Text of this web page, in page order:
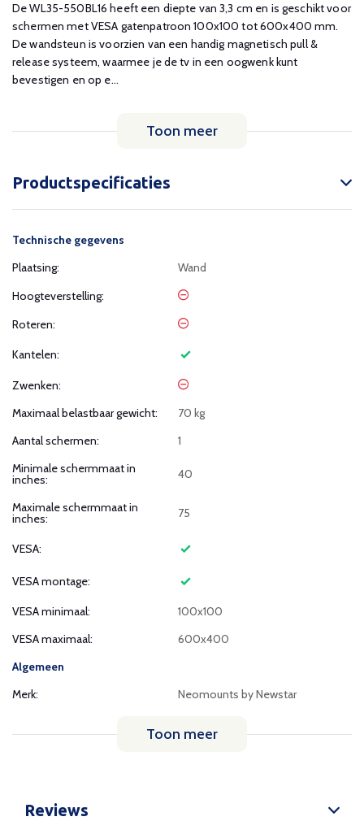
De WL35-550BL16 heeft een diepte van 3,3 cm en is geschikt voor
schermen met VESA gatenpatroon 100x100 tot 600x400 mm.
De wandsteun is voorzien van een handig magnetisch pull &
release systeem, waarmee je de tv in een oogwenk kunt
bevestigen en op e...
Toon meer
Productspecificaties
Technische gegevens
Plaatsing:
Wand
Hoogteverstelling:
Roteren:
Kantelen:
Zwenken:
Maximaal belastbaar gewicht:
70 kg
Aantal schermen:
1
Minimale schermmaat in
inches: 40
Maximale schermmaat in
inches: 75
VESA:
VESA montage:
VESA minimaal:
100x100
VESA maximaal:
600x400
Algemeen
Merk:
Neomounts by Newstar
Toon meer
Reviews